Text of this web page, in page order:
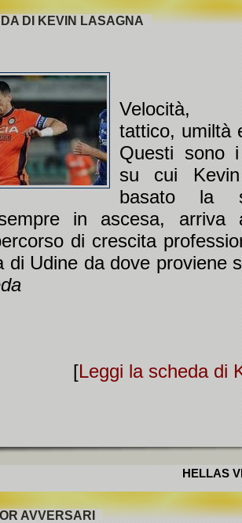
DI KEVIN LASAGNA
Velocità,
tattico, umiltà
Questi sono
su cui
basato la
in ascesa, arriva
di crescita
di Udine da dove proviene
[Leggi la scheda di
HELLAS
AVVERSARI